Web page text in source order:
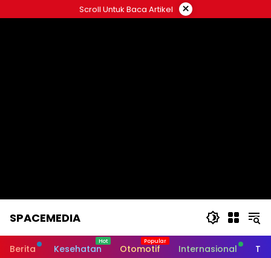
to
Scroll Untuk Baca Artikel ×
SPACEMEDIA
Berita Kesehatan Otomotif Internasional